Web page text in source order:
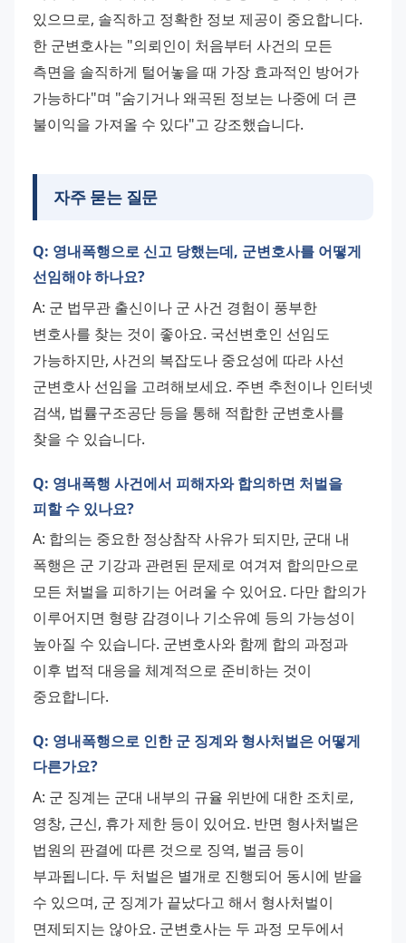
있으므로, 솔직하고 정확한 정보 제공이 중요합니다.
한 군변호사는 "의뢰인이 처음부터 사건의 모든
측면을 솔직하게 털어놓을 때 가장 효과적인 방어가
가능하다"며 "숨기거나 왜곡된 정보는 나중에 더 큰
불이익을 가져올 수 있다"고 강조했습니다.
자주 묻는 질문
Q: 영내폭행으로 신고 당했는데, 군변호사를 어떻게
선임해야 하나요?
A: 군 법무관 출신이나 군 사건 경험이 풍부한
변호사를 찾는 것이 좋아요. 국선변호인 선임도
가능하지만, 사건의 복잡도나 중요성에 따라 사선
군변호사 선임을 고려해보세요. 주변 추천이나 인터넷
검색, 법률구조공단 등을 통해 적합한 군변호사를
찾을 수 있습니다.
Q: 영내폭행 사건에서 피해자와 합의하면 처벌을
피할 수 있나요?
A: 합의는 중요한 정상참작 사유가 되지만, 군대 내
폭행은 군 기강과 관련된 문제로 여겨져 합의만으로
모든 처벌을 피하기는 어려울 수 있어요. 다만 합의가
이루어지면 형량 감경이나 기소유예 등의 가능성이
높아질 수 있습니다. 군변호사와 함께 합의 과정과
이후 법적 대응을 체계적으로 준비하는 것이
중요합니다.
Q: 영내폭행으로 인한 군 징계와 형사처벌은 어떻게
다른가요?
A: 군 징계는 군대 내부의 규율 위반에 대한 조치로,
영창, 근신, 휴가 제한 등이 있어요. 반면 형사처벌은
법원의 판결에 따른 것으로 징역, 벌금 등이
부과됩니다. 두 처벌은 별개로 진행되어 동시에 받을
수 있으며, 군 징계가 끝났다고 해서 형사처벌이
면제되지는 않아요. 군변호사는 두 과정 모두에서